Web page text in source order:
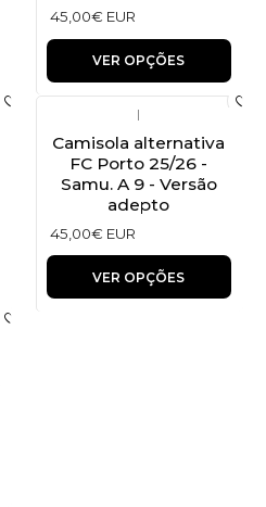
45,00€ EUR
VER OPÇÕES
Camisola alternativa
FC Porto 25/26 -
Samu. A 9 - Versão
adepto
45,00€ EUR
VER OPÇÕES